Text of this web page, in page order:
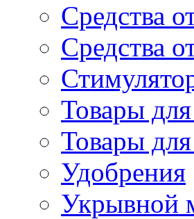
Средства
Средства
Товары
Товары
Удобрения
Укрывной